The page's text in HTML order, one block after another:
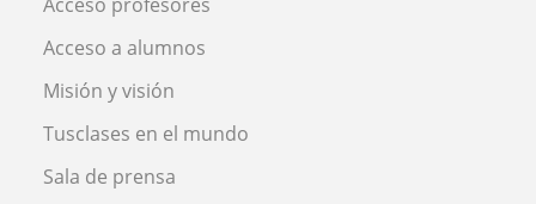
Acceso a alumnos
Misión y visión
Tusclases en el mundo
Sala de prensa